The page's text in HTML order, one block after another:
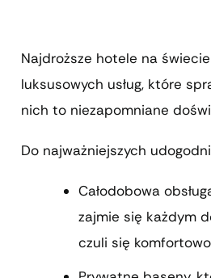
Najdroższe hotele na
luksusowych usług, które
nich to niezapomniane
Do najważniejszych
Całodobowa
zajmie się każdym
czuli się